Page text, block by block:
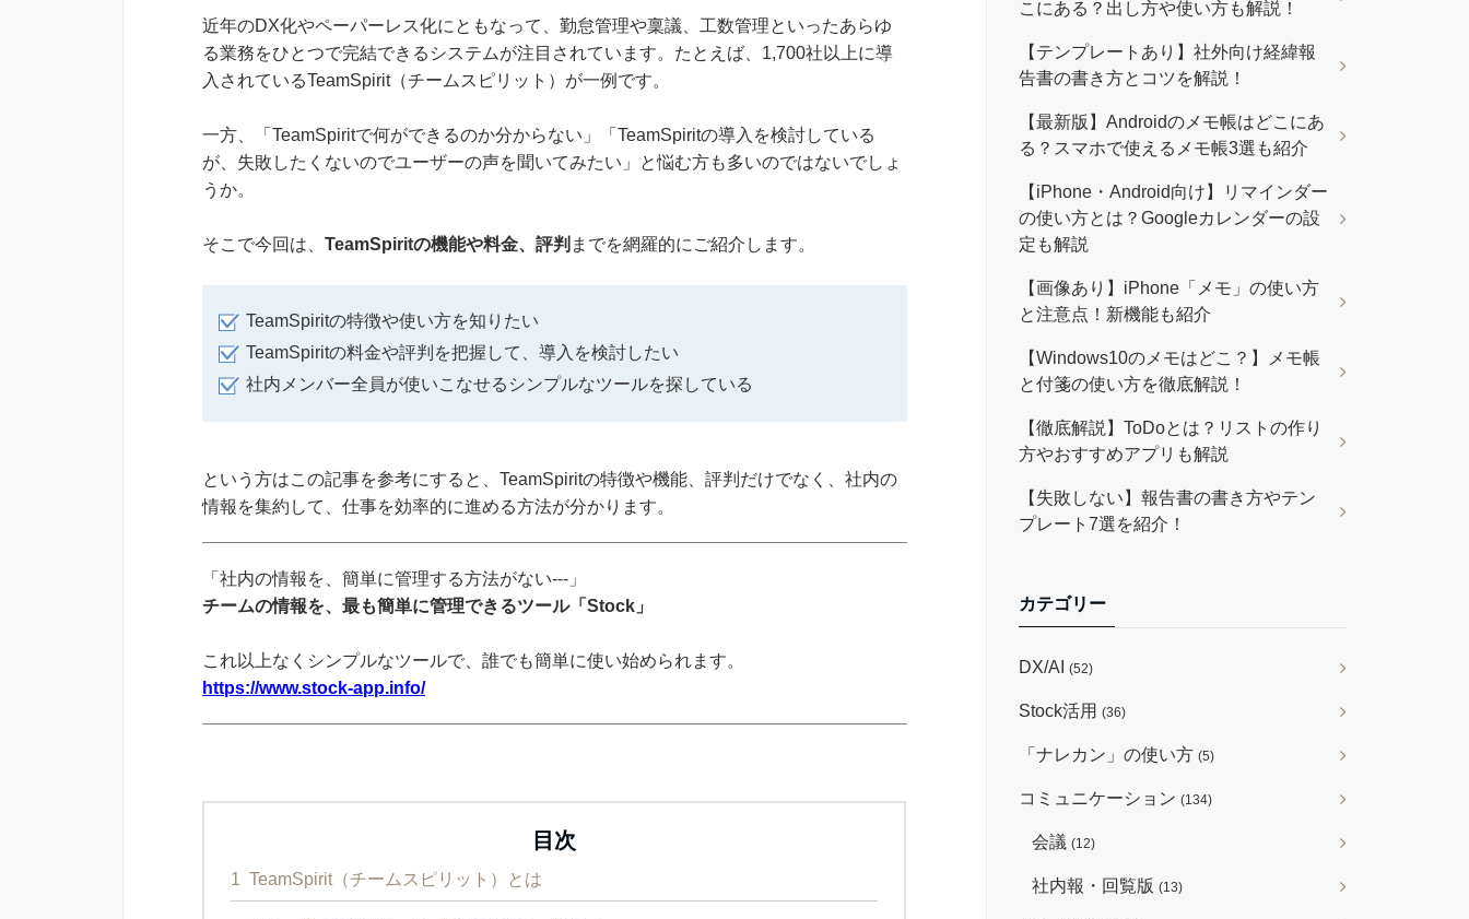
近年のDX化やペーパーレス化にともなって、勤怠管理や稟議、工数管理といったあらゆ
る業務をひとつで完結できるシステムが注目されています。たとえば、1,700社以上に導
入されているTeamSpirit（チームスピリット）が一例です。
一方、「TeamSpiritで何ができるのか分からない」「TeamSpiritの導入を検討している
が、失敗したくないのでユーザーの声を聞いてみたい」と悩む方も多いのではないでしょ
うか。
そこで今回は、 TeamSpiritの機能や料金、評判 までを網羅的にご紹介します。
TeamSpiritの特徴や使い方を知りたい
TeamSpiritの料金や評判を把握して、導入を検討したい
社内メンバー全員が使いこなせるシンプルなツールを探している
という方はこの記事を参考にすると、TeamSpiritの特徴や機能、評判だけでなく、社内の
情報を集約して、仕事を効率的に進める方法が分かります。
「社内の情報を、簡単に管理する方法がない---」
チームの情報を、最も簡単に管理できるツール「Stock」
これ以上なくシンプルなツールで、誰でも簡単に使い始められます。
https://www.stock-app.info/
目次
1 TeamSpirit（チームスピリット）とは
こにある？出し方や使い方も解説！
【テンプレートあり】社外向け経緯報
告書の書き方とコツを解説！
【最新版】Androidのメモ帳はどこにあ
る？スマホで使えるメモ帳3選も紹介
【iPhone・Android向け】リマインダー
の使い方とは？Googleカレンダーの設
定も解説
【画像あり】iPhone「メモ」の使い方
と注意点！新機能も紹介
【Windows10のメモはどこ？】メモ帳
と付箋の使い方を徹底解説！
【徹底解説】ToDoとは？リストの作り
方やおすすめアプリも解説
【失敗しない】報告書の書き方やテン
プレート7選を紹介！
カテゴリー
DX/AI (52)
Stock活用 (36)
「ナレカン」の使い方 (5)
コミュニケーション (134)
会議 (12)
社内報・回覧版 (13)